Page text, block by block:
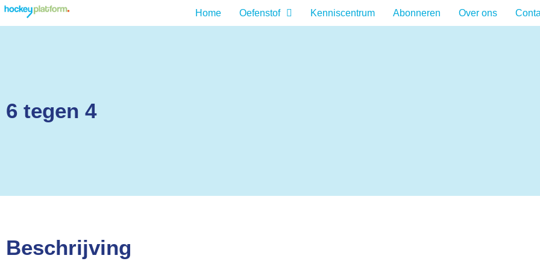
Home Oefenstof Kenniscentrum Abonneren Over ons
6 tegen 4
Beschrijving